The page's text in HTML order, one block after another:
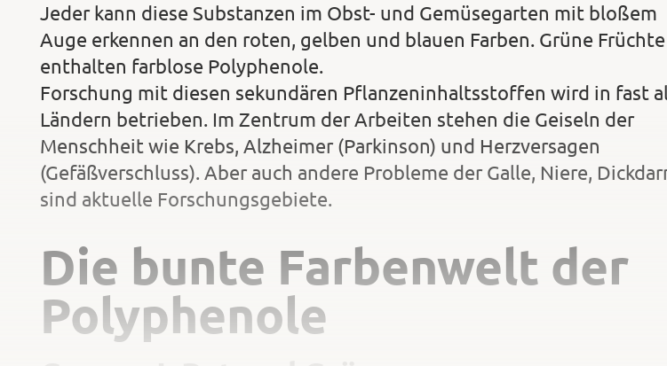
Jeder kann diese Substanzen im Obst- und Gemüsegarten mit bloßem
Auge erkennen an den roten, gelben und blauen Farben. Grüne Früchte
enthalten farblose Polyphenole.
Forschung mit diesen sekundären Pflanzeninhaltsstoffen wird in fast
Ländern betrieben. Im Zentrum der Arbeiten stehen die Geiseln der
Menschheit wie Krebs, Alzheimer (Parkinson) und Herzversagen
(Gefäßverschluss). Aber auch andere Probleme der Galle, Niere,
sind aktuelle Forschungsgebiete.
Die bunte Farbenwelt der
Polyphenole